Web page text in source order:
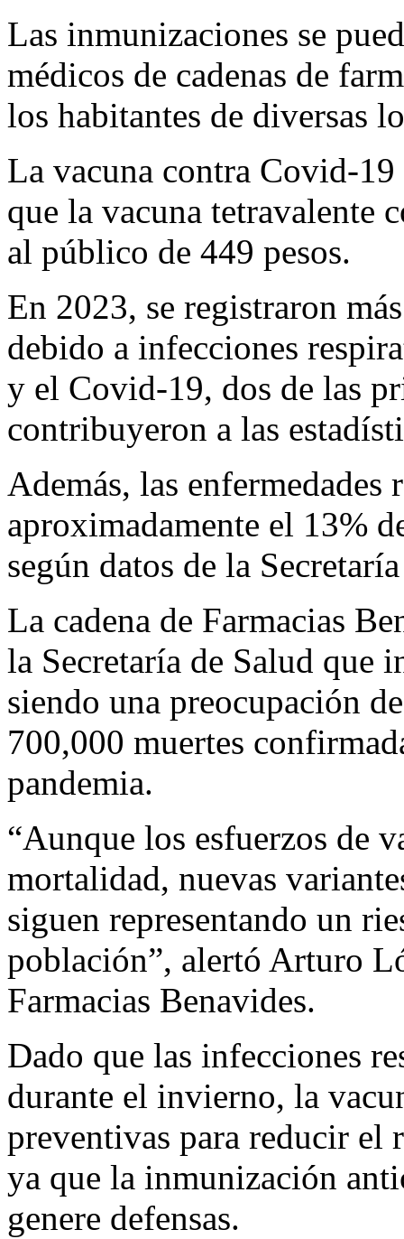
Las inmunizaciones se
médicos de cadenas de
los habitantes de diversas
La vacuna contra Covid-19
que la vacuna tetravalente
al público de 449 pesos.
En 2023, se registraron
debido a infecciones
y el Covid-19, dos de las
contribuyeron a las
Además, las enfermedades
aproximadamente el 13%
según datos de la
La cadena de Farmacias
la Secretaría de Salud que
siendo una preocupación
700,000 muertes
pandemia.
“Aunque los esfuerzos de
mortalidad, nuevas
siguen representando un
población”, alertó Arturo
Farmacias Benavides.
Dado que las infecciones
durante el invierno, la
preventivas para reducir el
ya que la inmunización
genere defensas.